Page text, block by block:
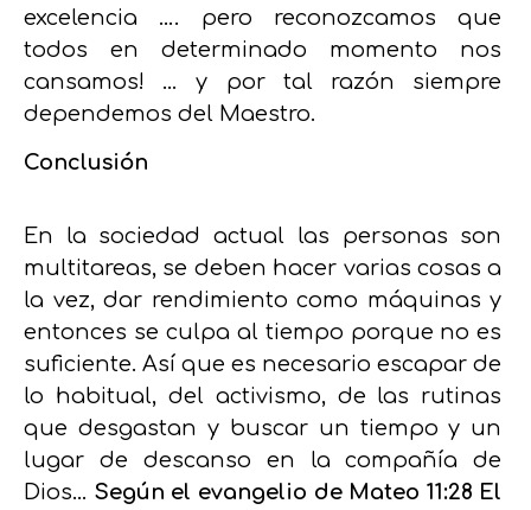
excelencia …. pero reconozcamos que
todos en determinado momento nos
cansamos! … y por tal razón siempre
dependemos del Maestro.
Conclusión
En la sociedad actual las personas son
multitareas, se deben hacer varias cosas a
la vez, dar rendimiento como máquinas y
entonces se culpa al tiempo porque no es
suficiente. Así que es necesario escapar de
lo habitual, del activismo, de las rutinas
que desgastan y buscar un tiempo y un
lugar de descanso en la compañía de
Dios… Según el evangelio de Mateo 11:28 El